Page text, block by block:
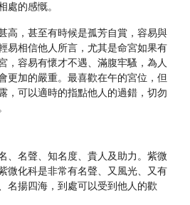
處的感慨。
高，甚至有時候是孤芳自賞，容易與
易相信他人所言，尤其是命宮如果有
，容易有懷才不遇、滿腹牢騷，為人
更加的嚴重。最喜歡在午的宮位，但
，可以適時的指點他人的過錯，切勿
、名聲、知名度、貴人及助力。紫微
微化科是非常有名聲、又風光、又有
名揚四海，到處可以受到他人的歡